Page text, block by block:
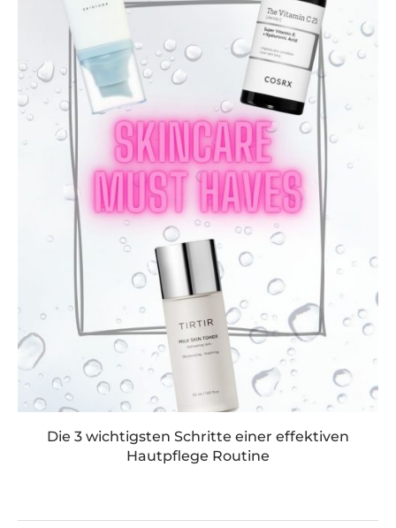
Die 3 wichtigsten Schritte einer effektiven
Hautpflege Routine